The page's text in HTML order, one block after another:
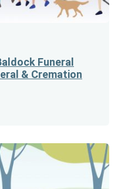
Funeral
& Cremation